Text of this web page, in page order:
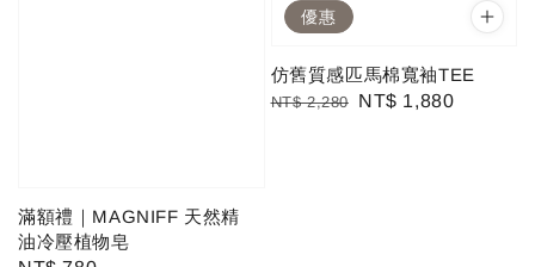
滿額禮｜MAGNIFF 天然精
油冷壓植物皂
優惠
仿舊質感匹馬棉寬袖TEE
Regular
NT$ 2,280
Sale
NT$ 1,880